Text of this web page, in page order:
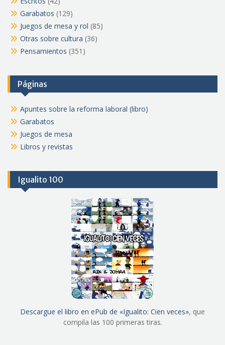
Garabatos (129)
Juegos de mesa y rol (85)
Otras sobre cultura (36)
Pensamientos (351)
Páginas
Apuntes sobre la reforma laboral (libro)
Garabatos
Juegos de mesa
Libros y revistas
Igualito 100
Descargue el libro en ePub de «Igualito: Cien veces», que
compila las 100 primeras tiras.